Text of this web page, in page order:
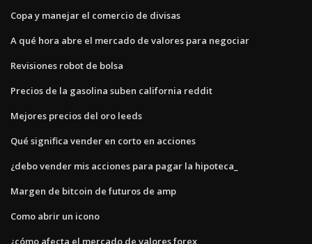
Copa y manejar el comercio de divisas
A qué hora abre el mercado de valores para negociar
Revisiones robot de bolsa
Precios de la gasolina suben california reddit
Mejores precios del oro leeds
Qué significa vender en corto en acciones
¿debo vender mis acciones para pagar la hipoteca_
Margen de bitcoin de futuros de amp
Como abrir un icono
¿cómo afecta el mercado de valores forex_